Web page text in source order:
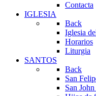
Contacta
IGLESIA
Back
Iglesia
Horarios
Liturgia
SANTOS
Back
San
San